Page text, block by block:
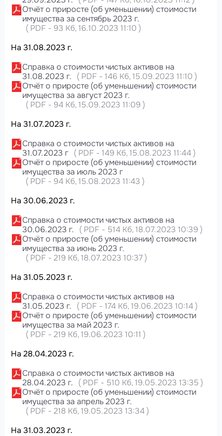
Отчёт о приросте (об уменьшении) стоимости
имущества за сентябрь 2023 г.
( PDF - 93 Кб, 16.10.2023 11:10 )
На 31.08.2023 г.
Справка о стоимости чистых активов на
31.08.2023 г.
( PDF - 146 Кб, 15.09.2023 11:10 )
Отчёт о приросте (об уменьшении) стоимости
имущества за август 2023 г.
( PDF - 94 Кб, 15.09.2023 11:09 )
На 31.07.2023 г.
Справка о стоимости чистых активов на
31.07.2023 г ( PDF - 149 Кб, 15.08.2023 11:44)
Отчёт о приросте (об уменьшении) стоимости
имущества за июль 2023 г
( PDF - 94 Кб, 15.08.2023 11:43 )
На 30.06.2023 г.
Справка о стоимости чистых активов на
30.06.2023 г.
( PDF - 514 Кб, 18.07.2023 10:39 )
Отчёт о приросте (об уменьшении) стоимости
имущества за июнь 2023 г.
( PDF - 219 Кб, 18.07.2023 10:37)
На 31.05.2023 г.
Справка о стоимости чистых активов на
31.05.2023 г.
( PDF - 174 Кб, 19.06.2023 10:14)
Отчёт о приросте (об уменьшении) стоимости
имущества за май 2023 г.
( PDF - 219 Кб, 19.06.2023 10:11 )
На 28.04.2023 г.
Справка о стоимости чистых активов на
28.04.2023 г.
( PDF - 510 Кб, 19.05.2023 13:35 )
Отчёт о приросте (об уменьшении) стоимости
имущества за апрель 2023 г.
( PDF - 218 Кб, 19.05.2023 13:34)
На 31.03.2023 г.